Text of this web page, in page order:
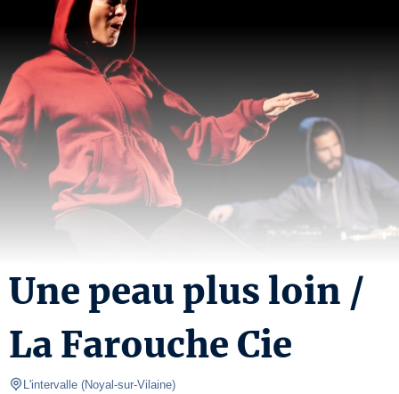
Une peau plus loin /
La Farouche Cie
L'intervalle (Noyal-sur-Vilaine)